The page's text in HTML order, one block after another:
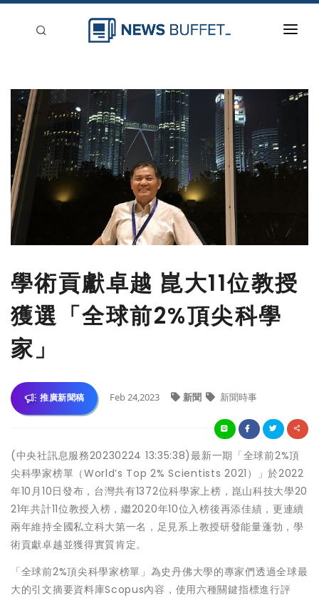
新聞稿分類
刊登
學術貢獻卓越 崑大11位教授
獲選「全球前2%頂尖科學
家」
推廣新聞稿 Feb 24,2023 新聞 新聞時事
(中央社訊息服務20230224 13:35:38)最新一期「全球前2%頂
尖科學家榜單（World’s Top 2% Scientists 2021）」於2022
年10月10日發布，台灣共有1372位科學家上榜，崑山科技大學20
21年共計11位教授入榜，繼2020年10位入榜後再添佳績，更連續
兩年維持全國私立科大第一名，足見系上教授研發能量蓬勃，學
術貢獻卓越並獲得實質肯定。
「全球前2%頂尖科學家榜單」為史丹佛大學的專家們透過全球最
大的引文摘要資料庫Scopus內容，使用六種關鍵指標進行評